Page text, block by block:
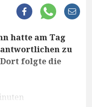
hatte am Tag
zu
folgte die